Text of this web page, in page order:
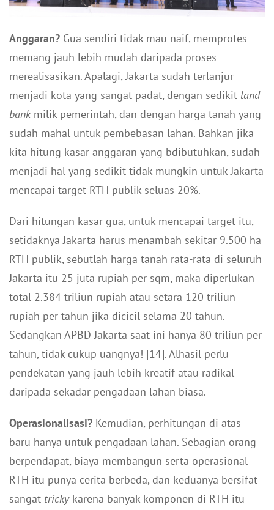
Anggaran? Gua sendiri tidak mau naif, memprotes
memang jauh lebih mudah daripada proses
merealisasikan. Apalagi, Jakarta sudah terlanjur
menjadi kota yang sangat padat, dengan sedikit land
bankmilik pemerintah, dan dengan harga tanah yang
sudah mahal untuk pembebasan lahan. Bahkan jika
kita hitung kasar anggaran yang bdibutuhkan, sudah
menjadi hal yang sedikit tidak mungkin untuk Jakarta
mencapai target RTH publik seluas 20%.
Dari hitungan kasar gua, untuk mencapai target itu,
setidaknya Jakarta harus menambah sekitar 9.500 ha
RTH publik, sebutlah harga tanah rata-rata di seluruh
Jakarta itu 25 juta rupiah per sqm, maka diperlukan
total 2.384 triliun rupiah atau setara 120 triliun
rupiah per tahun jika dicicil selama 20 tahun.
Sedangkan APBD Jakarta saat ini hanya 80 triliun per
tahun, tidak cukup uangnya! [14]. Alhasil perlu
pendekatan yang jauh lebih kreatif atau radikal
daripada sekadar pengadaan lahan biasa.
Operasionalisasi? Kemudian, perhitungan di atas
baru hanya untuk pengadaan lahan. Sebagian orang
berpendapat, biaya membangun serta operasional
RTH itu punya cerita berbeda, dan keduanya bersifat
sangat tricky karena banyak komponen di RTH itu